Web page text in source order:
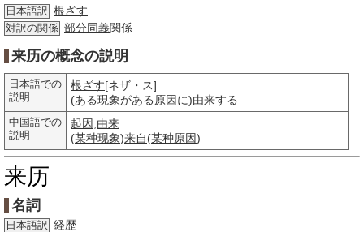
日本語訳 根ざす
対訳の関係 部分同義関係
来历の概念の説明
日本語での
説明
根ざす[ネザ・ス]
(ある現象がある 原因に)由来する
中国語での
説明
起因;由来
(某种现象)来自(某种原因)
来历
名詞
日本語訳 経歴